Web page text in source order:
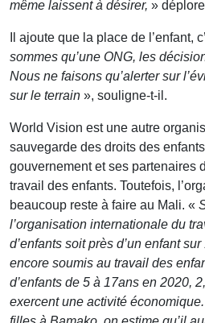
même laissent à désirer, »
Il ajoute que la place de l’enfant,
sommes qu’une ONG, les
Nous ne faisons qu’alerter sur
sur le terrain », souligne-t-il.
World Vision est une autre
sauvegarde des droits des
gouvernement et ses partenaires
travail des enfants. Toutefois,
beaucoup reste à faire au Mali. «
l’organisation internationale du
d’enfants soit près d’un enfant
encore soumis au travail des
d’enfants de 5 à 17ans en 2020,
exercent une activité